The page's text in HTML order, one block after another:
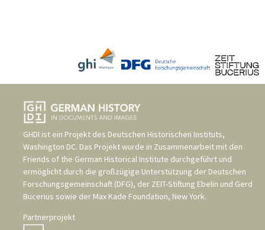
GHDI ist ein Projekt des Deutschen Historischen Instituts,
Washington DC. Das Projekt wurde in Zusammenarbeit mit den
Friends of the German Historical Institute durchgeführt und
ermöglicht durch die großzügige Unterstützung der Deutschen
Forschungsgemeinschaft (DFG), der ZEIT-Stiftung Ebelin und Gerd
Bucerius sowie der Max Kade Foundation, New York.
Partnerprojekt